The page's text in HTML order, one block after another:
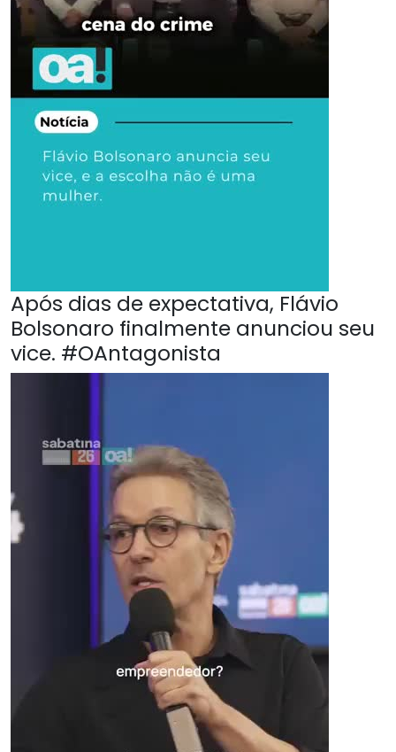
Após dias de expectativa, Flávio
Bolsonaro finalmente anunciou seu
vice. #OAntagonista